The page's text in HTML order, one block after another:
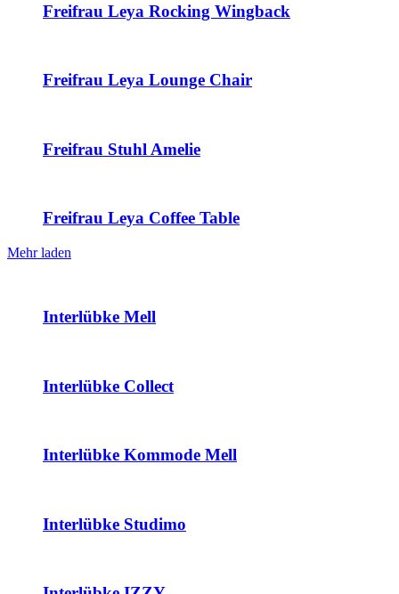
Freifrau Leya Rocking Wingback
Freifrau Leya Lounge Chair
Freifrau Stuhl Amelie
Freifrau Leya Coffee Table
Mehr laden
Interlübke Mell
Interlübke Collect
Interlübke Kommode Mell
Interlübke Studimo